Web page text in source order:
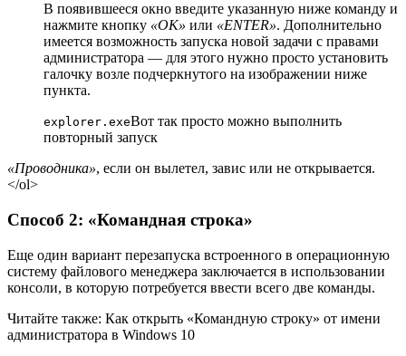
В появившееся окно введите указанную ниже команду и
нажмите кнопку «ОК» или «ENTER». Дополнительно
имеется возможность запуска новой задачи с правами
администратора — для этого нужно просто установить
галочку возле подчеркнутого на изображении ниже
пункта.
explorer.exeВот так просто можно выполнить
повторный запуск
«Проводника», если он вылетел, завис или не открывается.
</ol>
Способ 2: «Командная строка»
Еще один вариант перезапуска встроенного в операционную
систему файлового менеджера заключается в использовании
консоли, в которую потребуется ввести всего две команды.
Читайте также: Как открыть «Командную строку» от имени
администратора в Windows 10